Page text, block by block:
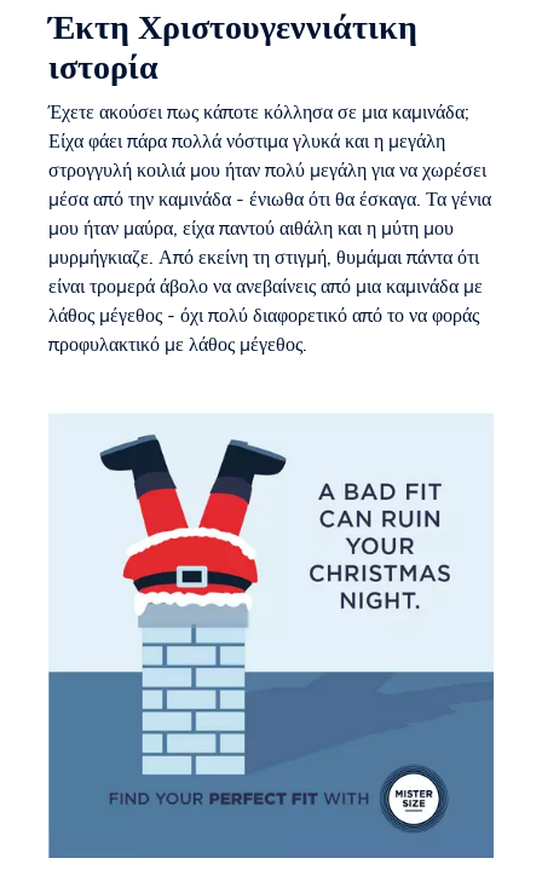
Έκτη Χριστουγεννιάτικη
ιστορία
Έχετε ακούσει πως κάποτε κόλλησα σε μια καμινάδα;
Είχα φάει πάρα πολλά νόστιμα γλυκά και η μεγάλη
στρογγυλή κοιλιά μου ήταν πολύ μεγάλη για να χωρέσει
μέσα από την καμινάδα - ένιωθα ότι θα έσκαγα. Τα γένια
μου ήταν μαύρα, είχα παντού αιθάλη και η μύτη μου
μυρμήγκιαζε. Από εκείνη τη στιγμή, θυμάμαι πάντα ότι
είναι τρομερά άβολο να ανεβαίνεις από μια καμινάδα με
λάθος μέγεθος - όχι πολύ διαφορετικό από το να φοράς
προφυλακτικό με λάθος μέγεθος.